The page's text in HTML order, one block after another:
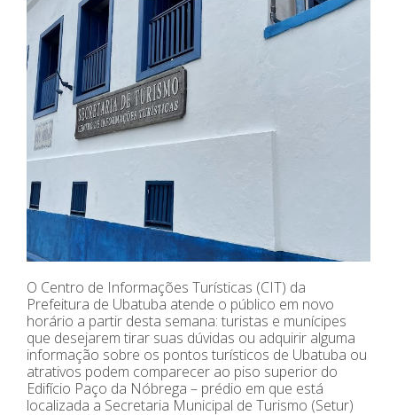
O Centro de Informações Turísticas (CIT) da
Prefeitura de Ubatuba atende o público em novo
horário a partir desta semana: turistas e munícipes
que desejarem tirar suas dúvidas ou adquirir alguma
informação sobre os pontos turísticos de Ubatuba ou
atrativos podem comparecer ao piso superior do
Edifício Paço da Nóbrega – prédio em que está
localizada a Secretaria Municipal de Turismo (Setur)